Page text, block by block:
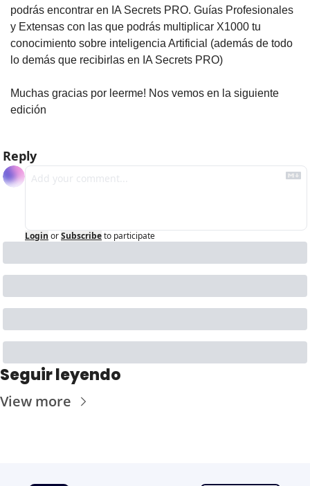
podrás encontrar en IA Secrets PRO. Guías Profesionales
y Extensas con las que podrás multiplicar X1000 tu
conocimiento sobre inteligencia Artificial (además de todo
lo demás que recibirlas en IA Secrets PRO)
Muchas gracias por leerme! Nos vemos en la siguiente
edición
Reply
Login orSubscribeto participate
Seguir leyendo
View more